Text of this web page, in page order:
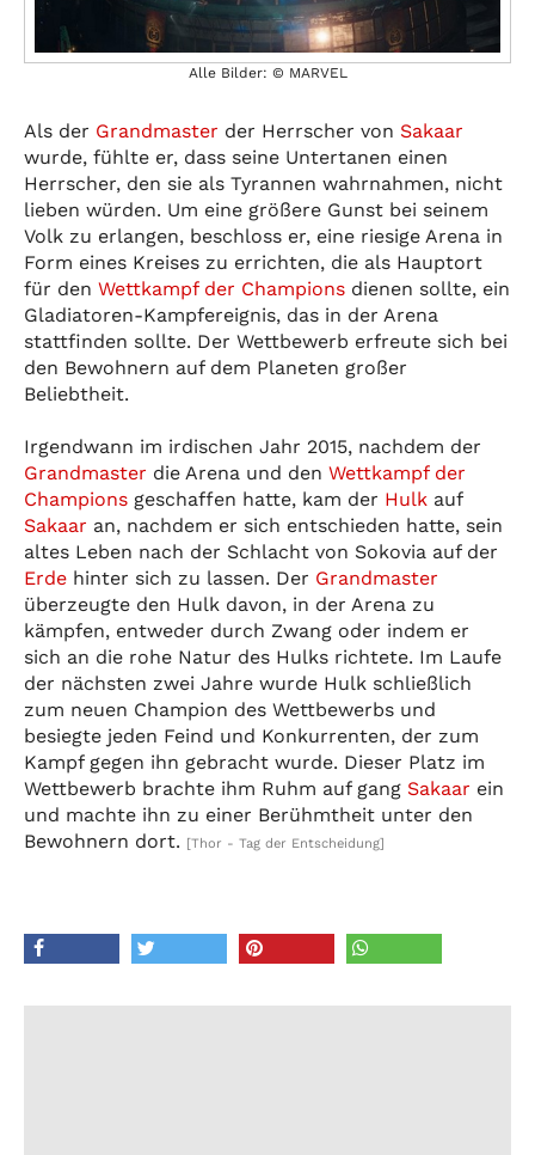
Alle Bilder: © MARVEL
Als der Grandmaster der Herrscher von Sakaar
wurde, fühlte er, dass seine Untertanen einen
Herrscher, den sie als Tyrannen wahrnahmen, nicht
lieben würden. Um eine größere Gunst bei seinem
Volk zu erlangen, beschloss er, eine riesige Arena in
Form eines Kreises zu errichten, die als Hauptort
für den Wettkampf der Champions dienen sollte, ein
Gladiatoren-Kampfereignis, das in der Arena
stattfinden sollte. Der Wettbewerb erfreute sich bei
den Bewohnern auf dem Planeten großer
Beliebtheit.
Irgendwann im irdischen Jahr 2015, nachdem der
Grandmaster die Arena und den Wettkampf der
Champions geschaffen hatte, kam der Hulk auf
Sakaar an, nachdem er sich entschieden hatte, sein
altes Leben nach der Schlacht von Sokovia auf der
Erde hinter sich zu lassen. Der Grandmaster
überzeugte den Hulk davon, in der Arena zu
kämpfen, entweder durch Zwang oder indem er
sich an die rohe Natur des Hulks richtete. Im Laufe
der nächsten zwei Jahre wurde Hulk schließlich
zum neuen Champion des Wettbewerbs und
besiegte jeden Feind und Konkurrenten, der zum
Kampf gegen ihn gebracht wurde. Dieser Platz im
Wettbewerb brachte ihm Ruhm auf gang Sakaar ein
und machte ihn zu einer Berühmtheit unter den
Bewohnern dort. [Thor - Tag der Entscheidung]